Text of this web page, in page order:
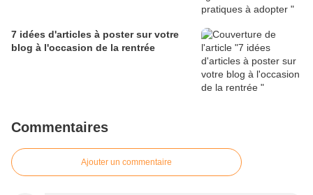
7 idées d'articles à poster sur votre
blog à l'occasion de la rentrée
Commentaires
Ajouter un commentaire